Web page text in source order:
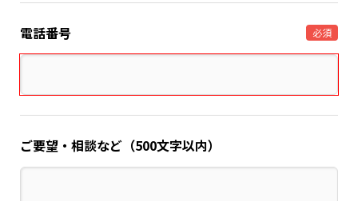
電話番号 必須
ご要望・相談など（500文字以内）